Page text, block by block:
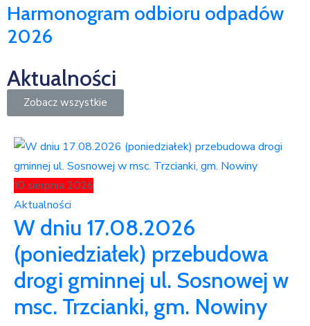
Harmonogram odbioru odpadów
2026
Aktualności
Zobacz wszystkie
10 sierpnia 2026
Aktualności
W dniu 17.08.2026
(poniedziałek) przebudowa
drogi gminnej ul. Sosnowej w
msc. Trzcianki, gm. Nowiny